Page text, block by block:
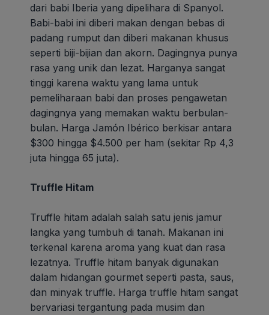
dari babi Iberia yang dipelihara di Spanyol.
Babi-babi ini diberi makan dengan bebas di
padang rumput dan diberi makanan khusus
seperti biji-bijian dan akorn. Dagingnya punya
rasa yang unik dan lezat. Harganya sangat
tinggi karena waktu yang lama untuk
pemeliharaan babi dan proses pengawetan
dagingnya yang memakan waktu berbulan-
bulan. Harga Jamón Ibérico berkisar antara
$300 hingga $4.500 per ham (sekitar Rp 4,3
juta hingga 65 juta).
Truffle Hitam
Truffle hitam adalah salah satu jenis jamur
langka yang tumbuh di tanah. Makanan ini
terkenal karena aroma yang kuat dan rasa
lezatnya. Truffle hitam banyak digunakan
dalam hidangan gourmet seperti pasta, saus,
dan minyak truffle. Harga truffle hitam sangat
bervariasi tergantung pada musim dan